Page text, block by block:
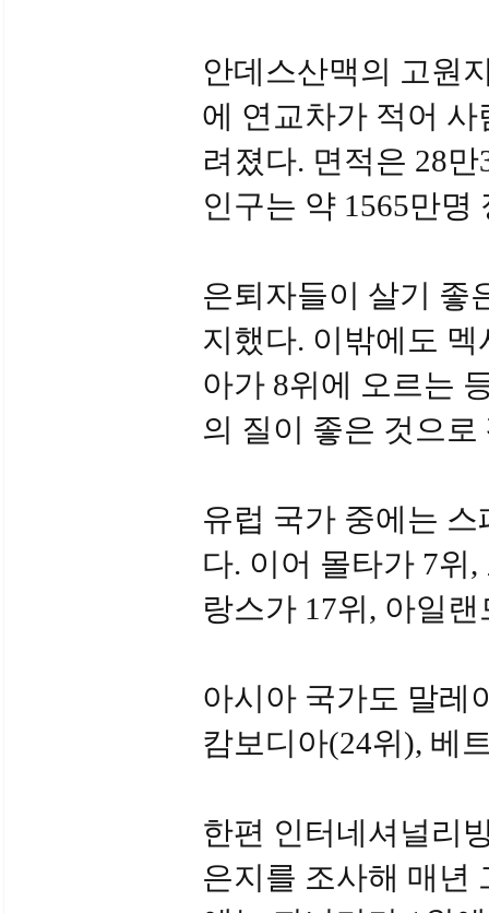
안데스산맥의 고원
에 연교차가 적어
려졌다. 면적은 28
인구는 약 1565만명
은퇴자들이 살기 좋
지했다. 이밖에도
아가 8위에 오르는
의 질이 좋은 것으로
유럽 국가 중에는
다. 이어 몰타가 7위
랑스가 17위, 아일
아시아 국가도 말레
캄보디아(24위), 베
한편 인터네셔널리
은지를 조사해 매년